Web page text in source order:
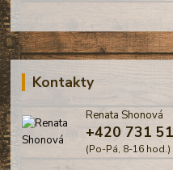
Kontakty
Renata Shonová
+420 731
(Po-Pá, 8-16 hod.)